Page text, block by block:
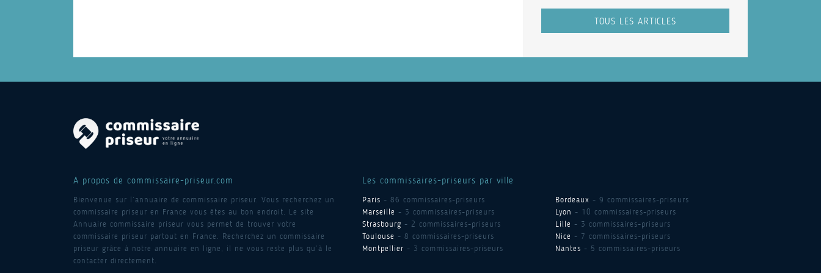
TOUS LES ARTICLES
A propos de commissaire-priseur.com
Bienvenue sur l’annuaire de commissaire priseur. Vous recherchez un
commissaire priseur en France vous êtes au bon endroit. Le site
Annuaire commissaire priseur vous permet de trouver votre
commissaire priseur partout en France. Recherchez un commissaire
priseur grâce à notre annuaire en ligne, il ne vous reste plus qu’à le
contacter directement.
Les commissaires-priseurs par ville
Paris - 86 commissaires-priseurs Bordeaux - 9 commissaires-priseurs
Marseille - 3 commissaires-priseurs Lyon - 10 commissaires-priseurs
Strasbourg - 2 commissaires-priseurs Lille - 3 commissaires-priseurs
Toulouse - 8 commissaires-priseurs Nice - 7 commissaires-priseurs
Montpellier - 3 commissaires-priseurs Nantes - 5 commissaires-priseurs